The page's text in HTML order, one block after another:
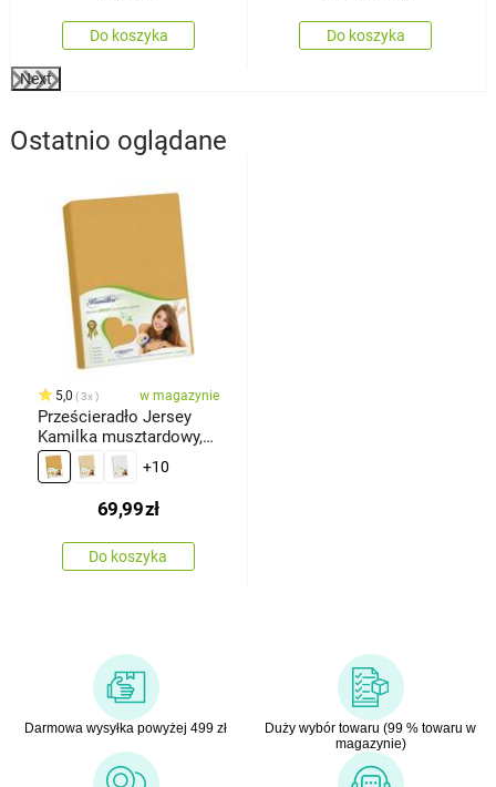
Do koszyka Do koszyka
Next
Ostatnio oglądane
5,0 3x w magazynie
Prześcieradło Jersey
Kamilka musztardowy,
90 x 200 cm
+10
69,99zł
Do koszyka
Darmowa wysyłka powyżej 499 zł
Duży wybór towaru (99 % towaru w
magazynie)